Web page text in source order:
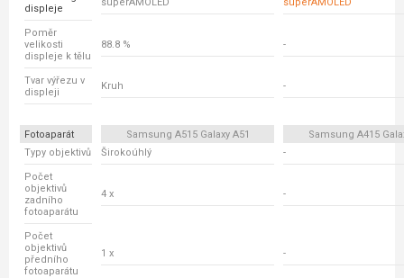
displeje
Poměr
velikosti
displeje k tělu
88.8 % -
Tvar výřezu v
displeji
Kruh -
Fotoaparát Samsung A515 Galaxy A51
Samsung A415
Typy objektivů
Širokoúhlý -
Počet
objektivů
zadního
fotoaparátu
4 x -
Počet
objektivů
předního
fotoaparátu
1 x -